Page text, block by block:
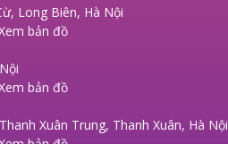
khảo!
Long Biên, Hà Nội
bản đồ
bản đồ
Xuân Trung, Thanh Xuân, Hà Nội